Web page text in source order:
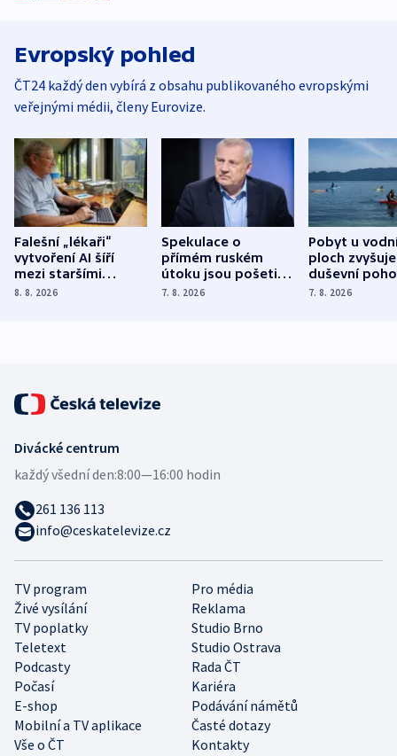
Evropský pohled
ČT24 každý den vybírá z obsahu publikovaného evropskými
veřejnými médii, členy Eurovize.
Falešní „lékaři“
vytvoření AI šíří
mezi staršími
Poláky nebezpečné
8. 8. 2026
Spekulace o
přímém ruském
útoku jsou pošetilé,
míní estonský
7. 8. 2026
Pobyt u
ploch zvyšuje
duševní
ukázala
7. 8. 2026
TV program
Pro média
Živé vysílání
Reklama
TV poplatky
Studio Brno
Teletext
Studio Ostrava
Podcasty
Rada ČT
Počasí
Kariéra
E-shop
Podávání námětů
Mobilní a TV aplikace
Časté dotazy
Vše o ČT
Kontakty
Divácké centrum
každý všední den:8:00—16:00 hodin
261 136 113
info@ceskatelevize.cz